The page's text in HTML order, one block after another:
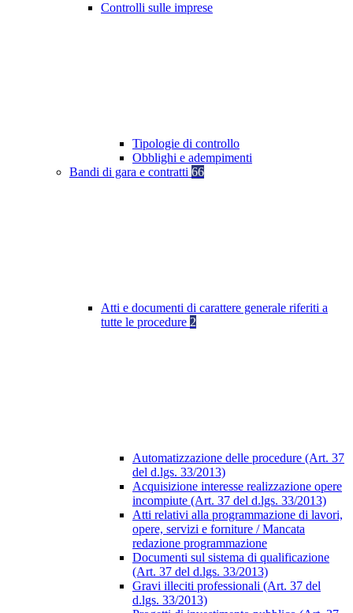
Controlli sulle imprese
Tipologie di controllo
Obblighi e adempimenti
Bandi di gara e contratti 66
Atti e documenti di carattere generale riferiti a
tutte le procedure 2
Automatizzazione delle procedure (Art. 37
del d.lgs. 33/2013)
Acquisizione interesse realizzazione opere
incompiute (Art. 37 del d.lgs. 33/2013)
Atti relativi alla programmazione di lavori,
opere, servizi e forniture / Mancata
redazione programmazione
Documenti sul sistema di qualificazione
(Art. 37 del d.lgs. 33/2013)
Gravi illeciti professionali (Art. 37 del
d.lgs. 33/2013)